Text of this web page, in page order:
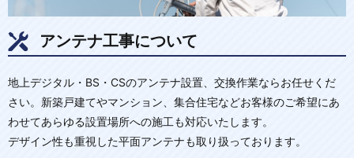
アンテナ工事について
地上デジタル・BS・CSのアンテナ設置、交換作業ならお任せくだ
さい。新築戸建てやマンション、集合住宅などお客様のご希望にあ
わせてあらゆる設置場所への施工も対応いたします。
デザイン性も重視した平面アンテナも取り扱っております。